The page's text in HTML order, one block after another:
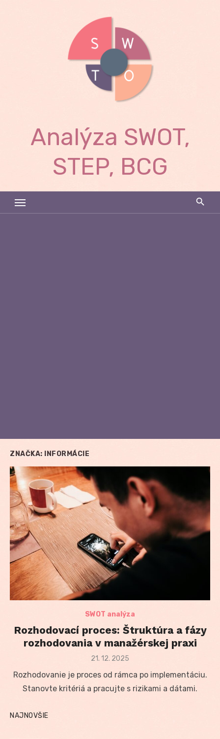
Analýza SWOT,
STEP, BCG
ZNAČKA: INFORMÁCIE
SWOT analýza
Rozhodovací proces: Štruktúra a fázy
rozhodovania v manažérskej praxi
Posted
21. 12. 2025
Rozhodovanie je proces od rámca po implementáciu.
Stanovte kritériá a pracujte s rizikami a dátami.
NAJNOVŠIE